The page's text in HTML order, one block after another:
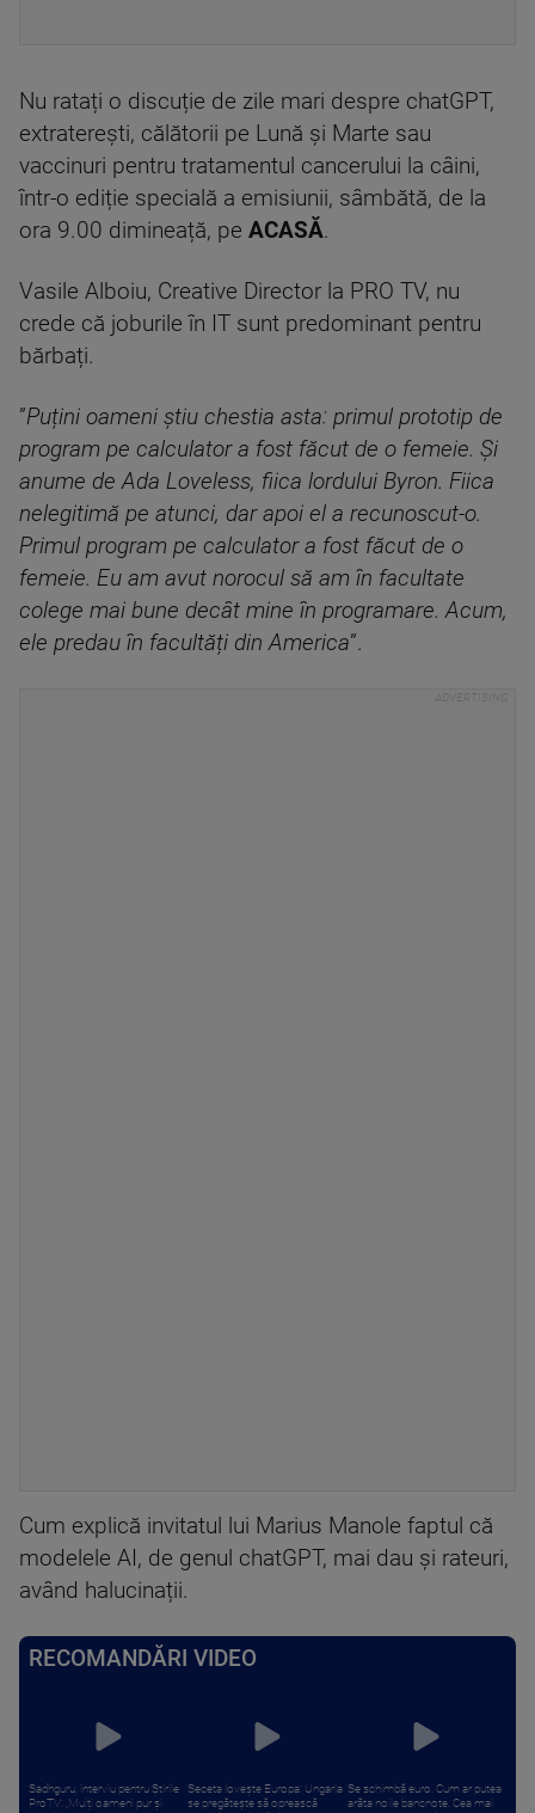
Nu ratați o discuție de zile mari despre chatGPT,
extraterești, călătorii pe Lună și Marte sau
vaccinuri pentru tratamentul cancerului la câini,
într-o ediție specială a emisiunii, sâmbătă, de la
ora 9.00 dimineață, pe ACASĂ.
Vasile Alboiu, Creative Director la PRO TV, nu
crede că joburile în IT sunt predominant pentru
bărbați.
”Puțini oameni știu chestia asta: primul prototip de
program pe calculator a fost făcut de o femeie. Și
anume de Ada Loveless, fiica lordului Byron. Fiica
nelegitimă pe atunci, dar apoi el a recunoscut-o.
Primul program pe calculator a fost făcut de o
femeie. Eu am avut norocul să am în facultate
colege mai bune decât mine în programare. Acum,
ele predau în facultăți din America”.
Cum explică invitatul lui Marius Manole faptul că
modelele AI, de genul chatGPT, mai dau și rateuri,
având halucinații.
RECOMANDĂRI VIDEO
Sadhguru, interviu pentru Știrile
ProTV: „Mulți oameni pur și
Seceta lovește Europa: Ungaria
se pregătește să oprească
Se schimbă euro. Cum ar putea
arăta noile bancnote. Cea mai